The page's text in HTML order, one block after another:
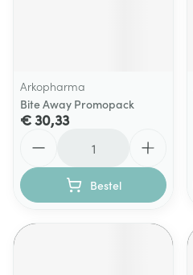
Arkopharma
Bite Away Promopack
€ 30,33
Bestel